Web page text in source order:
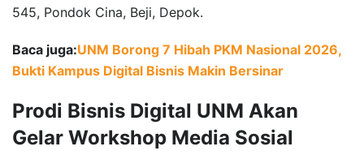
545, Pondok Cina, Beji, Depok.
Baca juga:UNM Borong 7 Hibah PKM Nasional 2026,
Bukti Kampus Digital Bisnis Makin Bersinar
Prodi Bisnis Digital UNM Akan
Gelar Workshop Media Sosial